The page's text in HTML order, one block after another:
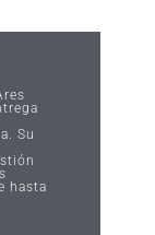
Su
hasta